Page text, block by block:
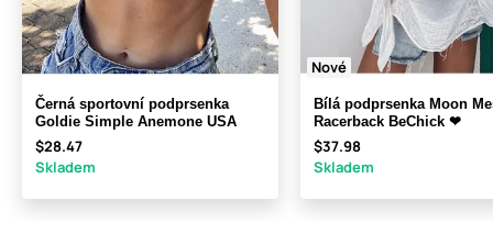
Černá sportovní podprsenka
Goldie Simple Anemone USA
$28.47
Skladem
Nové
Bílá podprsenka Moon
Racerback BeChick ❤
$37.98
Skladem